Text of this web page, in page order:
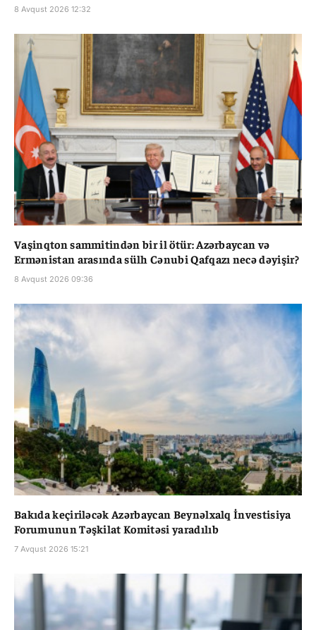
8 Avqust 2026 12:32
Vaşinqton sammitindən bir il ötür: Azərbaycan və
Ermənistan arasında sülh Cənubi Qafqazı necə dəyişir?
8 Avqust 2026 09:36
Bakıda keçiriləcək Azərbaycan Beynəlxalq İnvestisiya
Forumunun Təşkilat Komitəsi yaradılıb
7 Avqust 2026 15:21